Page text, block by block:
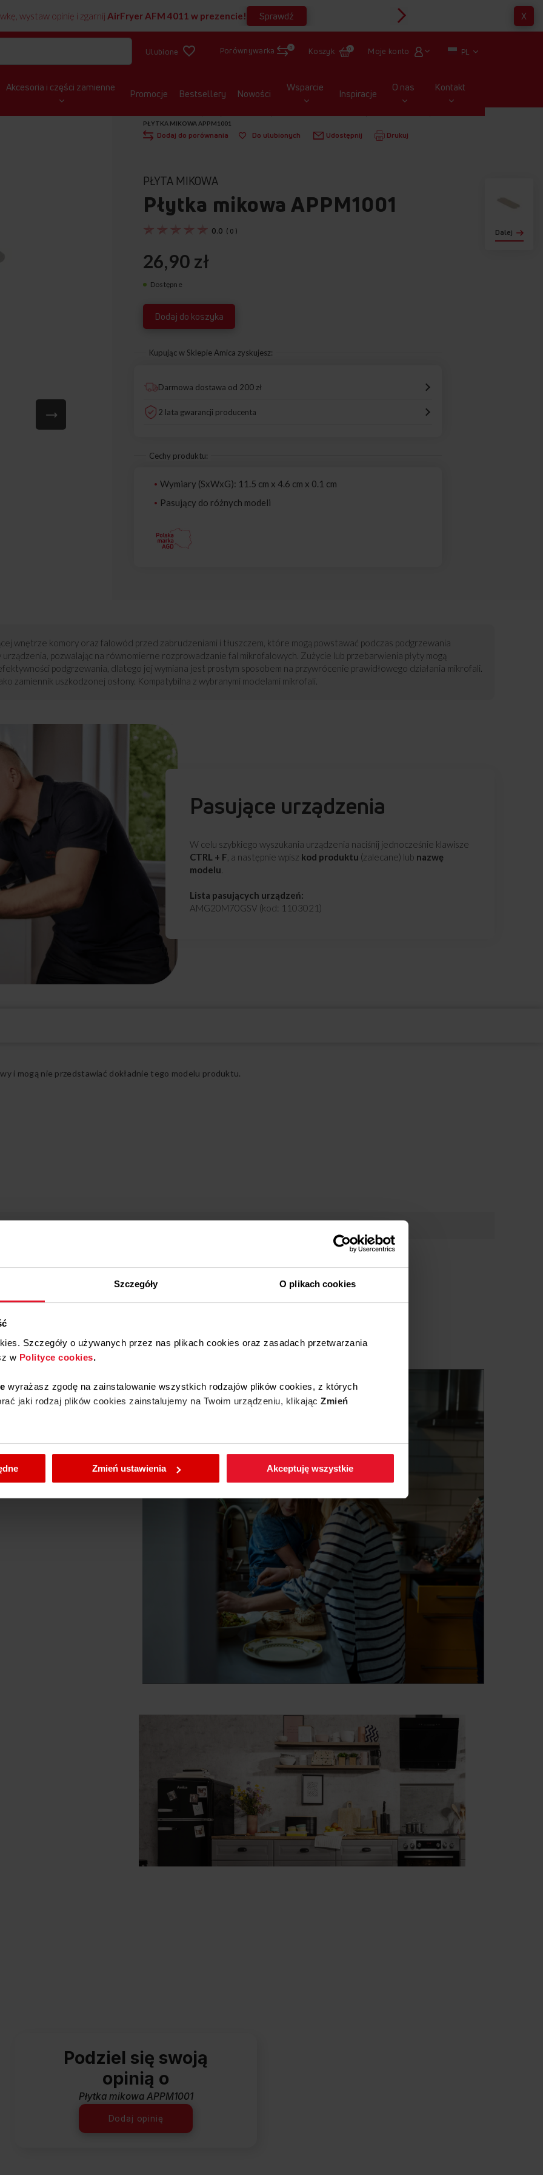
Szczegóły O plikach cookies
Szczegóły o używanych przez nas plikach cookies oraz zasadach przetwarzania
w Polityce cookies.
wyrażasz zgodę na zainstalowanie wszystkich rodzajów plików cookies, z których
jaki rodzaj plików cookies zainstalujemy na Twoim urządzeniu, klikając Zmień
wybrane przez Ciebie ustawienia plików cookies wchodząc w zakładkęPolityka
Zmień ustawienia Akceptuję wszystkie
wystaw opinię i zgarnij AirFryer AFM 4011 w prezencie! Sprawdź X
Ulubione Porównywarka 0 Koszyk 0 Moje konto PL
Akcesoria i części zamienne Promocje Bestsellery Nowości Wsparcie Inspiracje O nas Kontakt
Dalej
PŁYTKA MIKOWA APPM1001
Dodaj do porównania Do ulubionych Udostępnij Drukuj
PŁYTA MIKOWA
Płytka mikowa APPM1001
0.0 ( 0 )
26,90 zł
Dostępne
Dodaj do koszyka
Kupując w Sklepie Amica zyskujesz:
Darmowa dostawa od 200 zł
2 lata gwarancji producenta
Cechy produktu:
Wymiary (SxWxG): 11.5 cm x 4.6 cm x 0.1 cm
Pasujący do różnych modeli
wnętrze komory oraz falowód przed zabrudzeniami i tłuszczem, które mogą powstawać podczas podgrzewania
urządzenia, pozwalając na równomierne rozprowadzanie fal mikrofalowych. Zużycie lub przebarwienia płyty mogą
podgrzewania, dlatego jej wymiana jest prostym sposobem na przywrócenie prawidłowego działania mikrofali.
zamiennik uszkodzonej osłony. Kompatybilna z wybranymi modelami mikrofali.
Pasujące urządzenia
W celu szybkiego wyszukania urządzenia naciśnij jednocześnie klawisze
CTRL + F , a następnie wpisz kod produktu (zalecane) lub nazwę
modelu
Lista pasujących urządzeń:
AMG20M70GSV (kod: 1103021)
i mogą nie przedstawiać dokładnie tego modelu produktu.
Podziel się swoją
opinią o
Płytka mikowa APPM1001
Dodaj opinię